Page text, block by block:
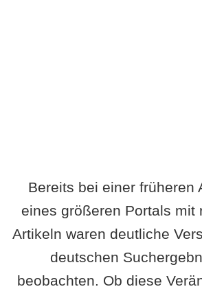
Bereits bei einer früheren
eines größeren Portals mit
Artikeln waren deutliche
deutschen
beobachten. Ob diese